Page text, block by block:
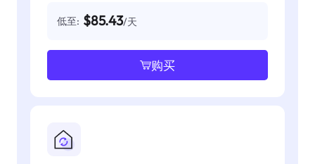
低至: $85.43/天
购买